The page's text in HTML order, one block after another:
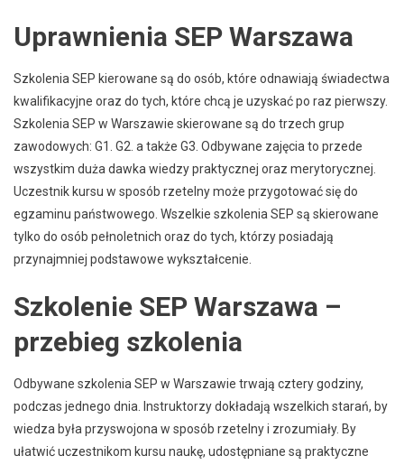
Uprawnienia SEP Warszawa
Szkolenia SEP kierowane są do osób, które odnawiają świadectwa
kwalifikacyjne oraz do tych, które chcą je uzyskać po raz pierwszy.
Szkolenia SEP w Warszawie skierowane są do trzech grup
zawodowych: G1. G2. a także G3. Odbywane zajęcia to przede
wszystkim duża dawka wiedzy praktycznej oraz merytorycznej.
Uczestnik kursu w sposób rzetelny może przygotować się do
egzaminu państwowego. Wszelkie szkolenia SEP są skierowane
tylko do osób pełnoletnich oraz do tych, którzy posiadają
przynajmniej podstawowe wykształcenie.
Szkolenie SEP Warszawa –
przebieg szkolenia
Odbywane szkolenia SEP w Warszawie trwają cztery godziny,
podczas jednego dnia. Instruktorzy dokładają wszelkich starań, by
wiedza była przyswojona w sposób rzetelny i zrozumiały. By
ułatwić uczestnikom kursu naukę, udostępniane są praktyczne